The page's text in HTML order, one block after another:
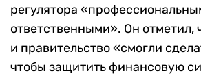
регулятора
ответственными». Он отметил,
и правительство «смогли
чтобы защитить финансовую